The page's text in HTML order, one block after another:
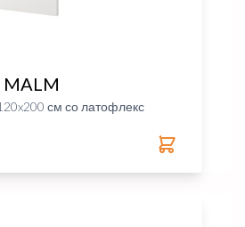
MALM
см со латофлекс